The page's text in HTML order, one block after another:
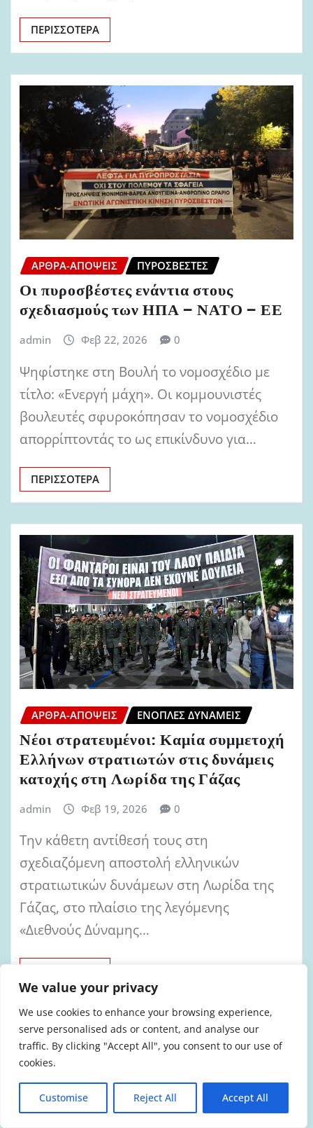
We value your privacy
We use cookies to enhance your browsing experience,
serve personalised ads or content, and analyse our
traffic. By clicking "Accept All", you consent to our use of
cookies.
Customise Reject All Accept All
ΠΕΡΙΣΣΌΤΕΡΑ
ΆΡΘΡΑ-ΑΠΌΨΕΙΣ ΠΥΡΟΣΒΈΣΤΕΣ
Οι πυροσβέστες ενάντια στους
σχεδιασμούς των ΗΠΑ – ΝΑΤΟ – ΕΕ
admin Φεβ 22, 2026 0
Ψηφίστηκε στη Βουλή το νομοσχέδιο με
τίτλο: «Ενεργή μάχη». Οι κομμουνιστές
βουλευτές σφυροκόπησαν το νομοσχέδιο
απορρίπτοντάς το ως επικίνδυνο για…
ΠΕΡΙΣΣΌΤΕΡΑ
ΆΡΘΡΑ-ΑΠΌΨΕΙΣ ΈΝΟΠΛΕΣ ΔΥΝΆΜΕΙΣ
Νέοι στρατευμένοι: Καμία συμμετοχή
Ελλήνων στρατιωτών στις δυνάμεις
κατοχής στη Λωρίδα της Γάζας
admin Φεβ 19, 2026 0
Την κάθετη αντίθεσή τους στη
σχεδιαζόμενη αποστολή ελληνικών
στρατιωτικών δυνάμεων στη Λωρίδα της
Γάζας, στο πλαίσιο της λεγόμενης
«Διεθνούς Δύναμης…
ΆΡΘΡΑ-ΑΠΌΨΕΙΣ
Ατομική ευθύνη, επιχειρηματική
λειτουργία και στο βάθος… πολεμική
εμπλοκή στην Πολιτική Προστασία